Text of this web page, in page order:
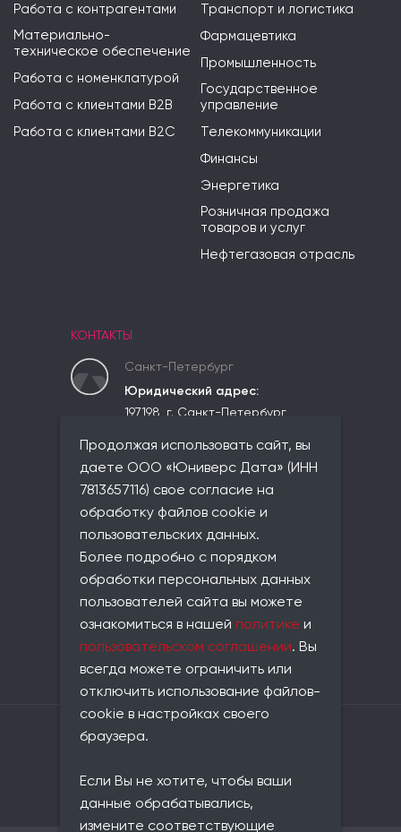
Работа с контрагентами
Материально-
техническое обеспечение
Работа с номенклатурой
Работа с клиентами B2B
Работа с клиентами B2C
Транспорт и логистика
Фармацевтика
Промышленность
Государственное
управление
Телекоммуникации
Финансы
Энергетика
Розничная продажа
товаров и услуг
Нефтегазовая отрасль
КОНТАКТЫ
Санкт-Петербург
Юридический адрес:
197198, г. Санкт-Петербург,
Чкаловское,
ул. Красного Курсанта, д. 25,
лит. В, пом. 2-Н, ком 523
Фактический адрес:
совпадает с юридическим
+7 (812) 677-21-86
Email:
info@universe-data.ru
Документы:
Пользовательское соглашение
Политика конфиденциальности
КПП: 781301001
ОКВЭД: 62.01
Продолжая использовать сайт, вы
даете ООО «Юниверс Дата» (ИНН
7813657116) свое согласие на
обработку файлов cookie и
пользовательских данных.
Более подробно с порядком
обработки персональных данных
пользователей сайта вы можете
ознакомиться в нашей политике и
пользовательском соглашении. Вы
всегда можете ограничить или
отключить использование файлов-
cookie в настройках своего
браузера.
Если Вы не хотите, чтобы ваши
данные обрабатывались,
измените соответствующие